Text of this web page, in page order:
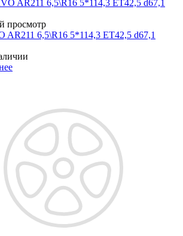
просмотр
AR211 6,5\R16 5*114,3 ET42,5 d67,1